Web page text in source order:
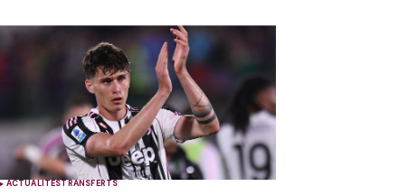
ACTUALITÉSTRANSFERTS